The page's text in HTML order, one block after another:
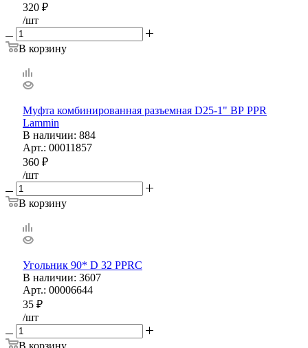
320 ₽
/шт
В корзину
Муфта комбинированная разъемная D25-1" ВР PPR
Lammin
В наличии: 884
Арт.: 00011857
360 ₽
/шт
В корзину
Угольник 90* D 32 PPRС
В наличии: 3607
Арт.: 00006644
35 ₽
/шт
В корзину